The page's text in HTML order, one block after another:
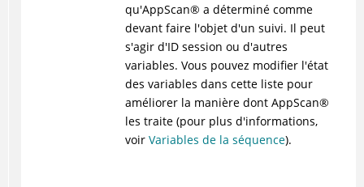
qu'AppScan® a déterminé comme
devant faire l'objet d'un suivi. Il peut
s'agir d'ID session ou d'autres
variables. Vous pouvez modifier l'état
des variables dans cette liste pour
améliorer la manière dont AppScan®
les traite (pour plus d'informations,
voir Variables de la séquence).